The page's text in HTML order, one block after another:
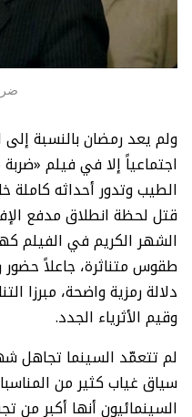
ولم يعد رمضان بالنسبة إلى
الطيب وتدور أحداثه كاملة
قتل لحظة انطلاق مدفع
الشهر الكريم في الفيلم
طقوس متناثرة، جاعلاً
دلالة رمزية واضحة، مبرزا
وقيم الأثرياء الجدد.
لم تتعمّد السينما تجاهل
سياق غياب كثير من
السينمائيون أنها أكبر